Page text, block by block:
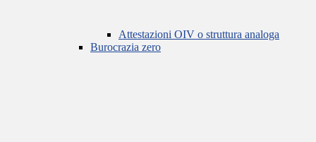
Attestazioni OIV o struttura analoga
Burocrazia zero